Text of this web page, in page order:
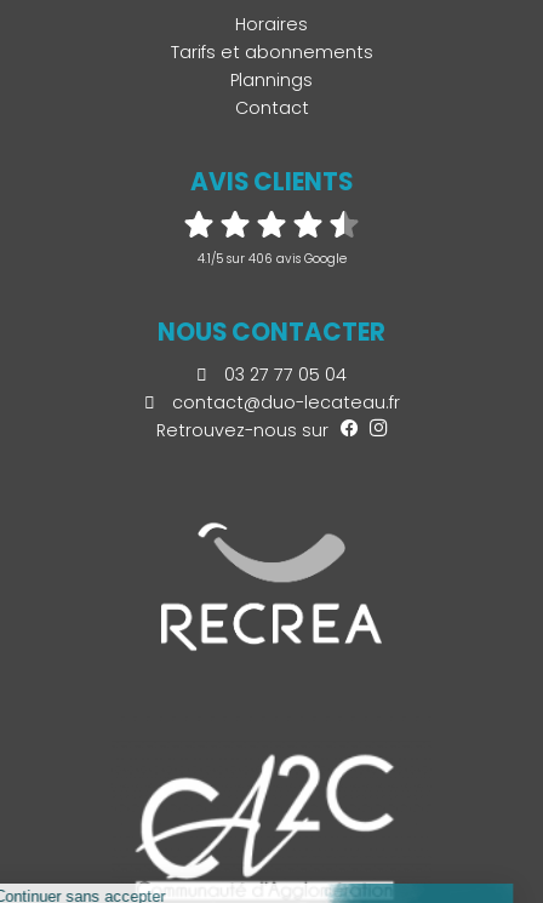
Horaires
Tarifs et abonnements
Plannings
Contact
AVIS CLIENTS
4.1/5 sur 406 avis Google
NOUS CONTACTER
03 27 77 05 04
contact@duo-lecateau.fr
Retrouvez-nous sur